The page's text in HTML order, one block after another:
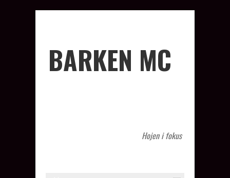
BARKEN MC
Hojen i fokus